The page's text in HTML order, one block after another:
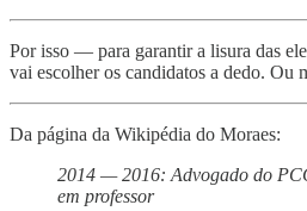
Por isso — para garantir a lisura das
vai escolher os candidatos a dedo. Ou
Da página da Wikipédia do Moraes:
2014 — 2016: Advogado do
em professor